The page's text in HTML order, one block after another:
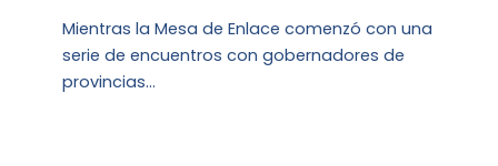
Mientras la Mesa de Enlace comenzó con una
serie de encuentros con gobernadores de
provincias…